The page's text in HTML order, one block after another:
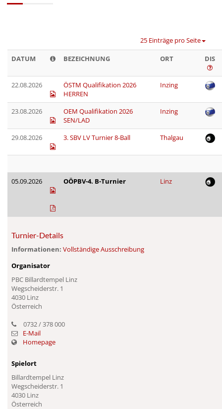
25 Einträge pro Seite
DATUM BEZEICHNUNG ORT DIS
22.08.2026
ÖSTM Qualifikation 2026
HERREN
Inzing
23.08.2026
OEM Qualifikation 2026
SEN/LAD
Inzing
29.08.2026 3. SBV LV Turnier 8-Ball Thalgau
05.09.2026 OÖPBV-4. B-Turnier Linz
Turnier-Details
Informationen: Vollständige Ausschreibung
Organisator
PBC Billardtempel Linz
Wegscheiderstr. 1
4030 Linz
Österreich
0732 / 378 000
E-Mail
Homepage
Spielort
Billardtempel Linz
Wegscheiderstr. 1
4030 Linz
Österreich